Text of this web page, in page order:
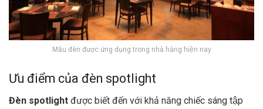
Mẫu đèn được ứng dụng trong nhà hàng hiện nay
Ưu điểm của đèn spotlight
Đèn spotlight được biết đến với khả năng chiếc sáng tập